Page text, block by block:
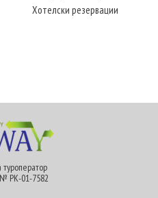
Хотелски резервации
№ РК-01-7582